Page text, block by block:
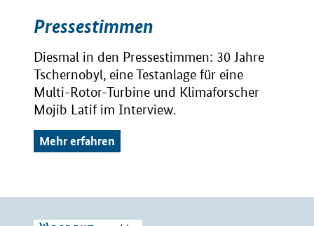
Pressestimmen
Diesmal in den Pressestimmen: 30 Jahre
Tschernobyl, eine Testanlage für eine
Multi-Rotor-Turbine und Klimaforscher
Mojib Latif im Interview.
Mehr erfahren